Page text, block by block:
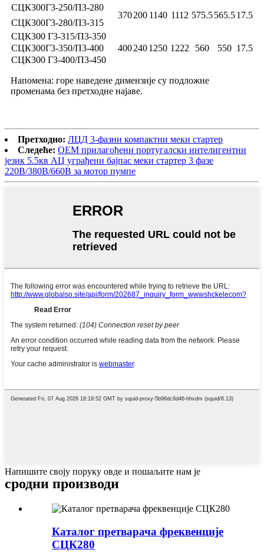
СЦК300Г3-250/П3-280
370200 1140 1112 575.5565.517.5
СЦК300Г3-280/П3-315
СЦК300 Г3-315/П3-350
4002401250 1222 560 550 17.5
СЦК300Г3-350/П3-400
СЦК300 Г3-400/П3-450
Напомена: горе наведене димензије су подложне
променама без претходне најаве.
Претходно: ЛЦД 3-фазни компактни меки стартер
Следеће: ОЕМ прилагођени португалски интелигентни
језик 5.5кв АЦ уграђени бајпас меки стартер 3 фазе
220В/380В/660В за мотор пумпе
Напишите своју поруку овде и пошаљите нам је
сродни производи
Каталог претварача фреквенције
СЦК280